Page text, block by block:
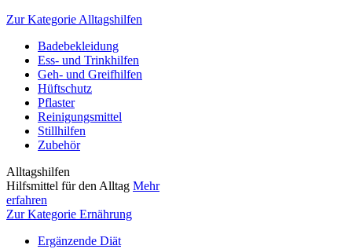
Zur Kategorie Alltagshilfen
Badebekleidung
Ess- und Trinkhilfen
Geh- und Greifhilfen
Hüftschutz
Pflaster
Reinigungsmittel
Stillhilfen
Zubehör
Alltagshilfen
Hilfsmittel für den Alltag Mehr
erfahren
Zur Kategorie Ernährung
Ergänzende Diät